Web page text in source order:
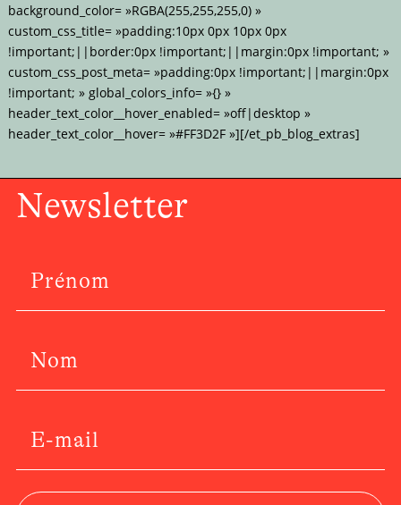
background_color= »RGBA(255,255,255,0) »
custom_css_title= »padding:10px 0px 10px 0px
!important;||border:0px !important;||margin:0px !important; »
custom_css_post_meta= »padding:0px !important;||margin:0px
!important; » global_colors_info= »{} »
header_text_color__hover_enabled= »off|desktop »
header_text_color__hover= »#FF3D2F »][/et_pb_blog_extras]
Newsletter